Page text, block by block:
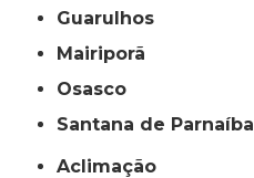
Guarulhos
Mairiporã
Osasco
Santana de Parnaíba
Aclimação